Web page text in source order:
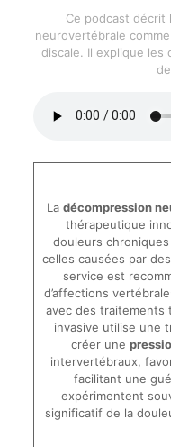
Ce podcast décrit
neurovertébrale
discale. Il explique les
Ladécompression
thérapeutique
douleurs
celles causées par des
service est
d’affections
avec des traitements
invasive utilise une
créer une
intervertébraux,
facilitant une
expérimentent
significatif de la